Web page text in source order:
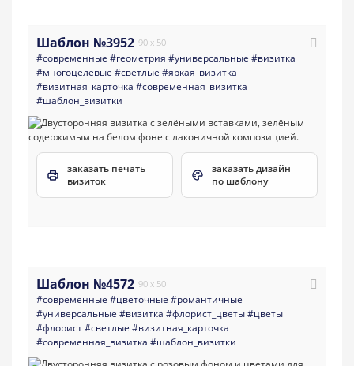
Шаблон №3952 90 x 50
#современные #геометрия #универсальные #визитка
#многоцелевые #светлые #яркая_визитка
#визитная_карточка #современная_визитка
#шаблон_визитки
заказать печать
визиток
заказать дизайн
по шаблону
Шаблон №4572 90 x 50
#современные #цветочные #романтичные
#универсальные #визитка #флорист_цветы#цветы
#флорист#светлые #визитная_карточка
#современная_визитка #шаблон_визитки